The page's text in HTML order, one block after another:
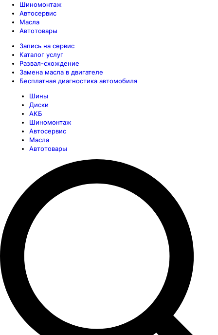
Шиномонтаж
Автосервис
Масла
Автотовары
Запись на сервис
Каталог услуг
Развал-схождение
Замена масла в двигателе
Бесплатная диагностика автомобиля
Шины
Диски
АКБ
Шиномонтаж
Автосервис
Масла
Автотовары